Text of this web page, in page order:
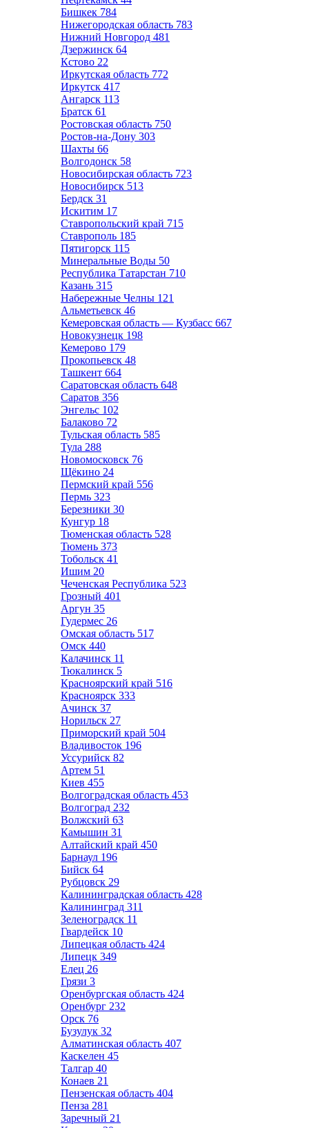
Бишкек 784
Нижегородская область 783
Нижний Новгород 481
Дзержинск 64
Кстово 22
Иркутская область 772
Иркутск 417
Ангарск 113
Братск 61
Ростовская область 750
Ростов-на-Дону 303
Шахты 66
Волгодонск 58
Новосибирская область 723
Новосибирск 513
Бердск 31
Искитим 17
Ставропольский край 715
Ставрополь 185
Пятигорск 115
Минеральные Воды 50
Республика Татарстан 710
Казань 315
Набережные Челны 121
Альметьевск 46
Кемеровская область — Кузбасс 667
Новокузнецк 198
Кемерово 179
Прокопьевск 48
Ташкент 664
Саратовская область 648
Саратов 356
Энгельс 102
Балаково 72
Тульская область 585
Тула 288
Новомосковск 76
Щёкино 24
Пермский край 556
Пермь 323
Березники 30
Кунгур 18
Тюменская область 528
Тюмень 373
Тобольск 41
Ишим 20
Чеченская Республика 523
Грозный 401
Аргун 35
Гудермес 26
Омская область 517
Омск 440
Калачинск 11
Тюкалинск 5
Красноярский край 516
Красноярск 333
Ачинск 37
Норильск 27
Приморский край 504
Владивосток 196
Уссурийск 82
Артем 51
Киев 455
Волгоградская область 453
Волгоград 232
Волжский 63
Камышин 31
Алтайский край 450
Барнаул 196
Бийск 64
Рубцовск 29
Калининградская область 428
Калининград 311
Зеленоградск 11
Гвардейск 10
Липецкая область 424
Липецк 349
Елец 26
Грязи 3
Оренбургская область 424
Оренбург 232
Орск 76
Бузулук 32
Алматинская область 407
Каскелен 45
Талгар 40
Конаев 21
Пензенская область 404
Пенза 281
Заречный 21